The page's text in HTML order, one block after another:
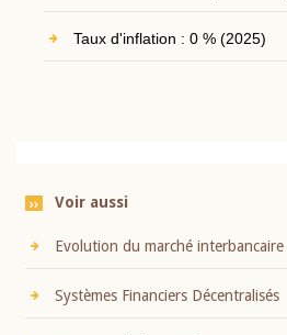
Taux d'inflation : 0 % (2025)
Voir aussi
Evolution du marché interbancaire
Systèmes Financiers Décentralisés